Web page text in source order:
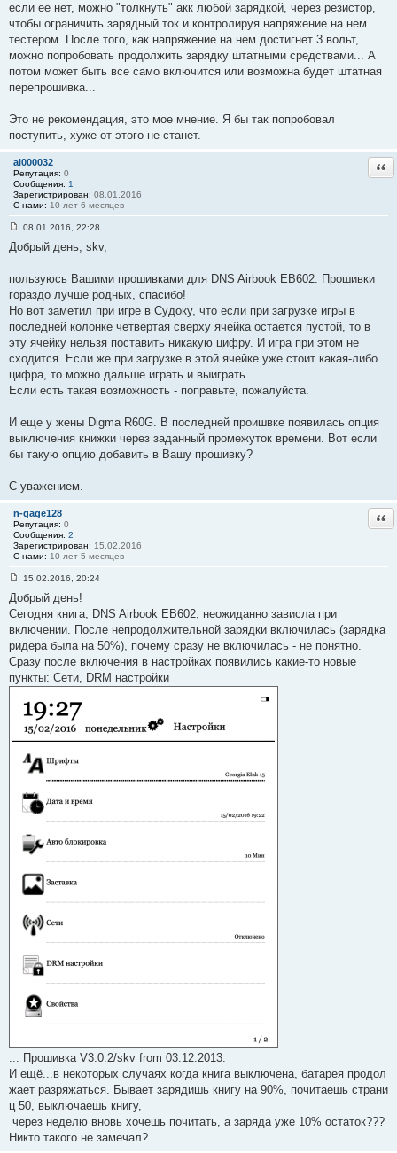
5
если ее нет, можно "толкнуть" акк любой зарядкой, через резистор,
чтобы ограничить зарядный ток и контролируя напряжение на нем
тестером. После того, как напряжение на нем достигнет 3 вольт,
можно попробовать продолжить зарядку штатными средствами... А
потом может быть все само включится или возможна будет штатная
перепрошивка...
Это не рекомендация, это мое мнение. Я бы так попробовал
поступить, хуже от этого не станет.
al000032
Репутация: 0
Сообщения: 1
Зарегистрирован: 08.01.2016
С нами: 10 лет 6 месяцев
о
щ
н
и
#
5
3
08.01.2016, 22:28
Добрый день, skv,
пользуюсь Вашими прошивками для DNS Airbook EB602. Прошивки
гораздо лучше родных, спасибо!
Но вот заметил при игре в Судоку, что если при загрузке игры в
последней колонке четвертая сверху ячейка остается пустой, то в
эту ячейку нельзя поставить никакую цифру. И игра при этом не
сходится. Если же при загрузке в этой ячейке уже стоит какая-либо
цифра, то можно дальше играть и выиграть.
Если есть такая возможность - поправьте, пожалуйста.
И еще у жены Digma R60G. В последней проишвке появилась опция
выключения книжки через заданный промежуток времени. Вот если
бы такую опцию добавить в Вашу прошивку?
С уважением.
n-gage128
Репутация: 0
Сообщения: 2
Зарегистрирован: 15.02.2016
С нами: 10 лет 5 месяцев
о
б
щ
н
и
#
4
15.02.2016, 20:24
Добрый день!
Сегодня книга, DNS Airbook EB602, неожиданно зависла при
включении. После непродолжительной зарядки включилась (зарядка
ридера была на 50%), почему сразу не включилась - не понятно.
Сразу после включения в настройках появились какие-то новые
пункты: Сети, DRM настройки
... Прошивка V3.0.2/skv from 03.12.2013.
И ещё...в некоторых случаях когда книга выключена, батарея продол
жает разряжаться. Бывает зарядишь книгу на 90%, почитаешь страни
ц 50, выключаешь книгу,
через неделю вновь хочешь почитать, а заряда уже 10% остаток???
Никто такого не замечал?